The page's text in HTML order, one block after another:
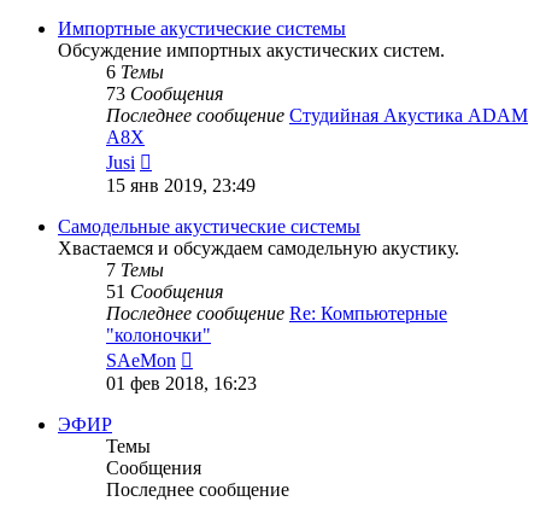
сообщению
Импортные акустические системы
Обсуждение импортных акустических систем.
6 Темы
73 Сообщения
Последнее сообщение Студийная Акустика ADAM
A8X
Jusi
к
сообщению
15 янв 2019, 23:49
Самодельные акустические системы
Хвастаемся и обсуждаем самодельную акустику.
7 Темы
51 Сообщения
Последнее сообщение Re: Компьютерные
"колоночки"
SAeMon
к
01 фев 2018, 16:23
ЭФИР
Темы
Сообщения
Последнее сообщение